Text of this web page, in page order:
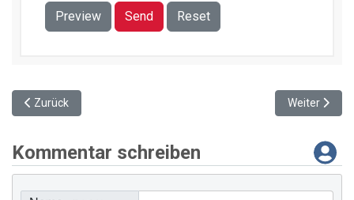
Preview Send Reset
Vorheriger Beitrag: Silvesterfeuerwerk: Stadt mahnt zu
Zurück Nächster
Weiter
Kommentar schreiben